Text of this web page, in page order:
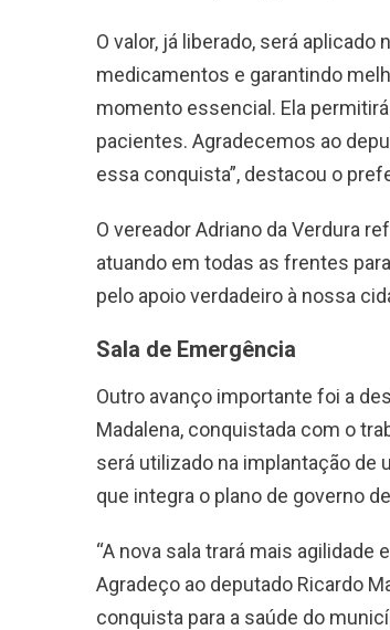
O valor, já liberado, será
medicamentos e garantindo
momento essencial. Ela
pacientes. Agradecemos ao
essa conquista”, destacou o
O vereador Adriano da Verdura
atuando em todas as frentes
pelo apoio verdadeiro à nossa
Sala de Emergência
Outro avanço importante foi a
Madalena, conquistada com o
será utilizado na implantação de
que integra o plano de governo
“A nova sala trará mais
Agradeço ao deputado Ricardo
conquista para a saúde do